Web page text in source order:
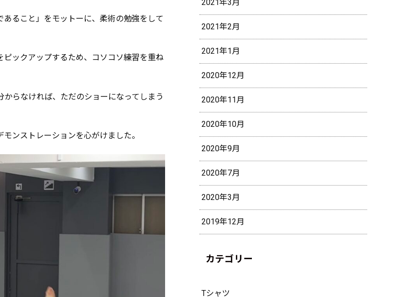
ること」をモットーに、柔術の勉強をして
ックアップするため、コソコソ練習を重ね
らなければ、ただのショーになってしまう
ンストレーションを心がけました。
2021年3月
2021年2月
2021年1月
2020年12月
2020年11月
2020年10月
2020年9月
2020年7月
2020年3月
2019年12月
カテゴリー
Tシャツ